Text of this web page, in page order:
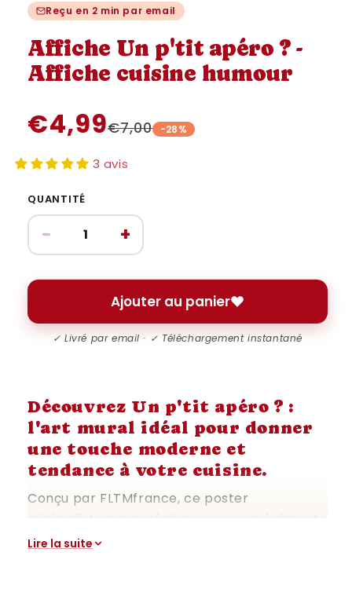
une
fenêtre
une
fenêtre
Reçu en 2 min par email
Affiche Un p'tit apéro ? -
Affiche cuisine humour
€4,99€7,00 -28%
3 avis
QUANTITÉ
− +
Ajouter au panier
✓ Livré par email · ✓ Téléchargement instantané
Découvrez Un p'tit apéro ? :
l'art mural idéal pour donner
une touche moderne et
tendance à votre cuisine.
Conçu par FLTMfrance, ce poster
minimaliste est parfait pour ceux qui aiment
l'élégance et la simplicité. Son design épuré,
Lire la suite